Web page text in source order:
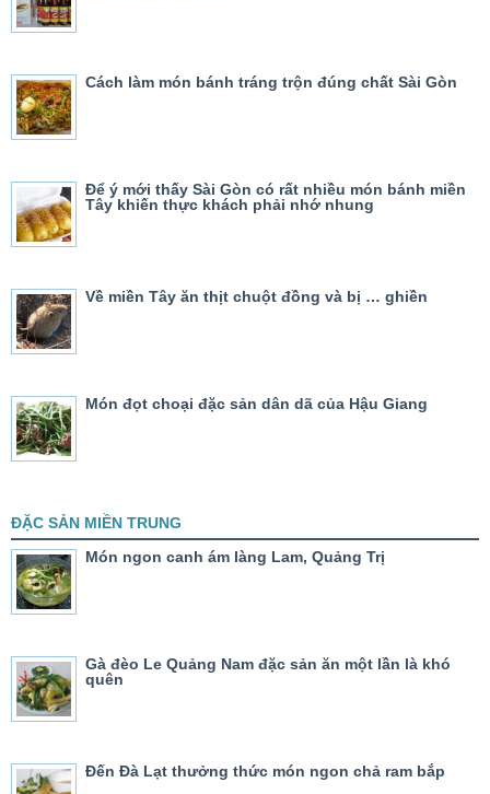
Cách làm món bánh tráng trộn đúng chất Sài Gòn
Để ý mới thấy Sài Gòn có rất nhiều món bánh miền
Tây khiến thực khách phải nhớ nhung
Về miền Tây ăn thịt chuột đồng và bị … ghiền
Món đọt choại đặc sản dân dã của Hậu Giang
ĐẶC SẢN MIỀN TRUNG
Món ngon canh ám làng Lam, Quảng Trị
Gà đèo Le Quảng Nam đặc sản ăn một lần là khó
quên
Đến Đà Lạt thưởng thức món ngon chả ram bắp